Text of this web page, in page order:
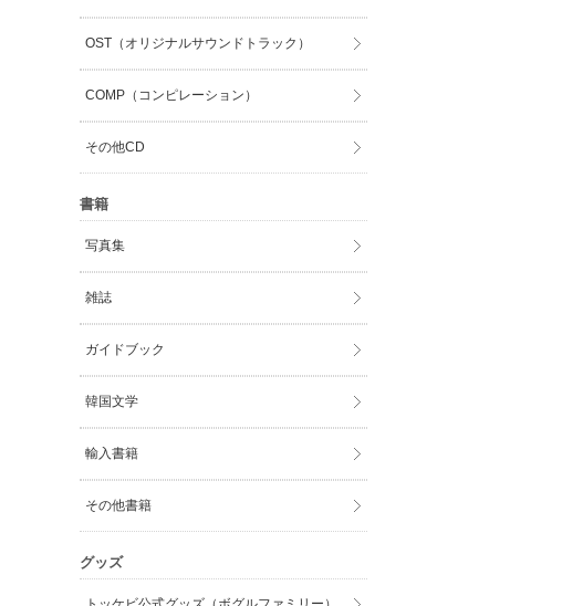
OST（オリジナルサウンドトラック）
COMP（コンピレーション）
その他CD
書籍
写真集
雑誌
ガイドブック
韓国文学
輸入書籍
その他書籍
グッズ